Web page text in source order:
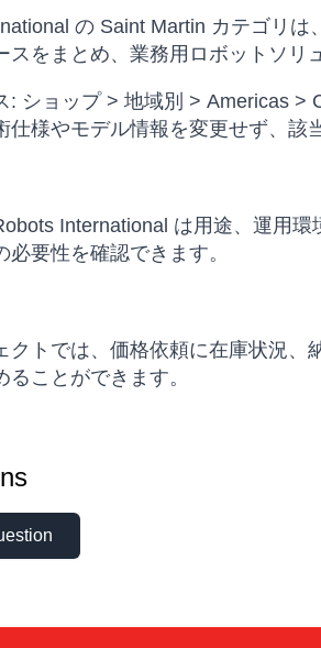
の Saint Martin カテゴリ
スをまとめ、業務用ロボットソリ
: ショップ > 地域別 > Americas >
仕様やモデル情報を変更せず、該
International は用途、運用
必要性を確認できます。
クトでは、価格依頼に在庫状況
ることができます。